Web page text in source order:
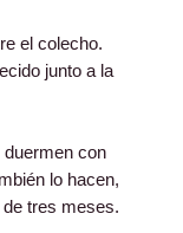
el colecho.
junto a la
duermen con
lo hacen,
tres meses.